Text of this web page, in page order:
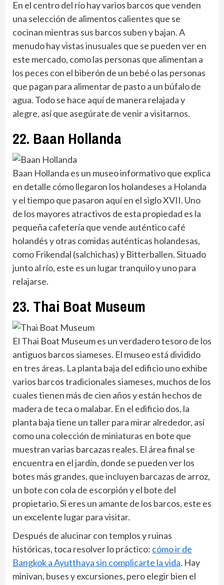
En el centro del río hay varios barcos que venden
una selección de alimentos calientes que se
cocinan mientras sus barcos suben y bajan. A
menudo hay vistas inusuales que se pueden ver en
este mercado, como las personas que alimentan a
los peces con el biberón de un bebé o las personas
que pagan para alimentar de pasto a un búfalo de
agua. Todo se hace aquí de manera relajada y
alegre, así que asegúrate de venir a visitarnos.
22. Baan Hollanda
Baan Hollanda es un museo informativo que explica
en detalle cómo llegaron los holandeses a Holanda
y el tiempo que pasaron aquí en el siglo XVII. Uno
de los mayores atractivos de esta propiedad es la
pequeña cafetería que vende auténtico café
holandés y otras comidas auténticas holandesas,
como Frikendal (salchichas) y Bitterballen. Situado
junto al río, este es un lugar tranquilo y uno para
relajarse.
23. Thai Boat Museum
El Thai Boat Museum es un verdadero tesoro de los
antiguos barcos siameses. El museo está dividido
en tres áreas. La planta baja del edificio uno exhibe
varios barcos tradicionales siameses, muchos de los
cuales tienen más de cien años y están hechos de
madera de teca o malabar. En el edificio dos, la
planta baja tiene un taller para mirar alrededor, así
como una colección de miniaturas en bote que
muestran varias barcazas reales. El área final se
encuentra en el jardín, donde se pueden ver los
botes más grandes, que incluyen barcazas de arroz,
un bote con cola de escorpión y el bote del
propietario. Si eres un amante de los barcos, este es
un excelente lugar para visitar.
Después de alucinar con templos y ruinas
históricas, toca resolver lo práctico: cómo ir de
Bangkok a Ayutthaya sin complicarte la vida. Hay
minivan, buses y excursiones, pero elegir bien el